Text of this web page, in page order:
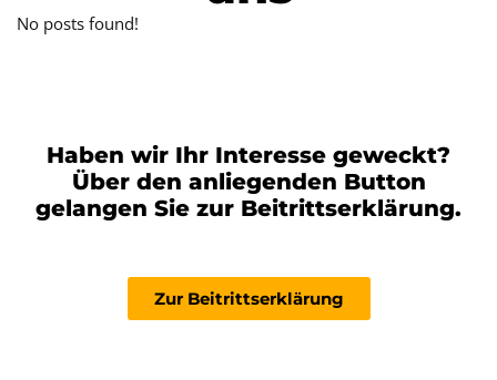
No posts found!
Zur Beitrittserklärung
Haben wir Ihr Interesse geweckt?
Über den anliegenden Button
gelangen Sie zur Beitrittserklärung.